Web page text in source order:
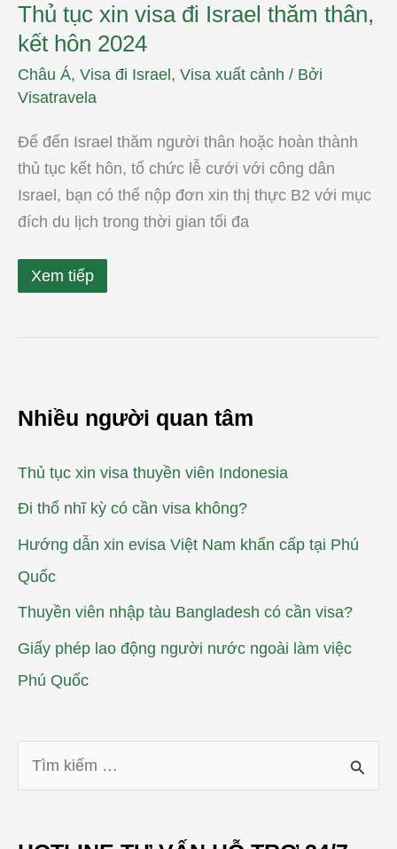
Thủ tục xin visa đi Israel thăm thân,
kết hôn 2024
Châu Á, Visa đi Israel, Visa xuất cảnh / Bởi
Visatravela
Để đến Israel thăm người thân hoặc hoàn thành
thủ tục kết hôn, tổ chức lễ cưới với công dân
Israel, bạn có thể nộp đơn xin thị thực B2 với mục
đích du lịch trong thời gian tối đa
Xem tiếp
Nhiều người quan tâm
Thủ tục xin visa thuyền viên Indonesia
Đi thổ nhĩ kỳ có cần visa không?
Hướng dẫn xin evisa Việt Nam khẩn cấp tại Phú
Quốc
Thuyền viên nhập tàu Bangladesh có cần visa?
Giấy phép lao động người nước ngoài làm việc
Phú Quốc